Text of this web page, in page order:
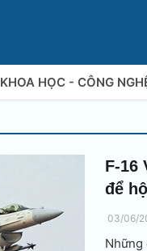
KHOA HỌC - CÔNG
F-16
để
03/06/
Những